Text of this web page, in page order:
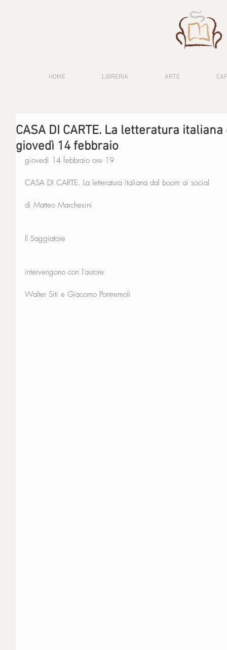
HOME LIBRERIA ARTE
CASA DI CARTE. La letteratura
giovedì 14 febbraio
giovedì 14 febbraio ore 19
CASA DI CARTE. La letteratura italiana dal boom ai social
di Matteo Marchesini
Il Saggiatore
intervengono con l'autore
Walter Siti e Giacomo Pontremoli